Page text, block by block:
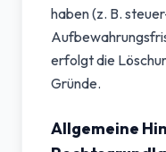
haben (z. B.
erfolgt die
Gründe.
Allgemeine